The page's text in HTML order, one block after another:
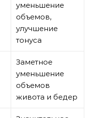
уменьшение
объемов,
улучшение
тонуса
Заметное
уменьшение
объемов
живота и бедер